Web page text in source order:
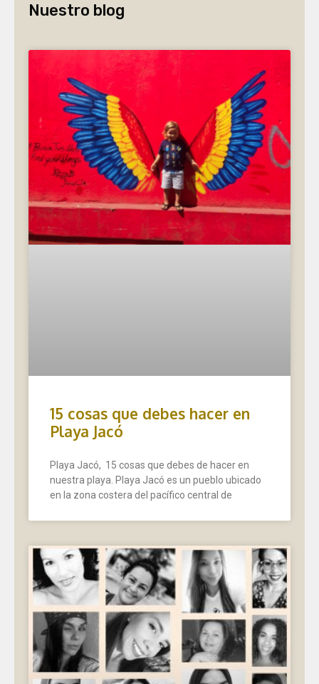
Nuestro blog
15 cosas que debes hacer en
Playa Jacó
Playa Jacó, 15 cosas que debes de hacer en
nuestra playa. Playa Jacó es un pueblo ubicado
en la zona costera del pacífico central de